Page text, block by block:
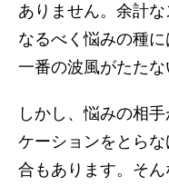
ありません。余計な
なるべく悩みの種
一番の波風がたたな
しかし、悩みの相
ケーションをとら
合もあります。そ